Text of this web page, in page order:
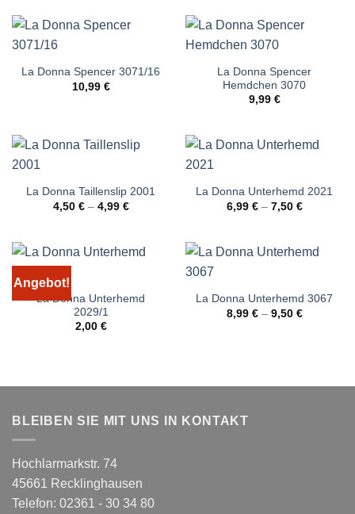
La Donna Spencer 3071/16
10,99 €
La Donna Spencer
Hemdchen 3070
9,99 €
La Donna Taillenslip 2001
4,50 €– 4,99 €
La Donna Unterhemd 2021
6,99 €– 7,50 €
Angebot!
La Donna Unterhemd
2029/1
2,00 €
La Donna Unterhemd 3067
8,99 €– 9,50 €
BLEIBEN SIE MIT UNS IN KONTAKT
Hochlarmarkstr. 74
45661 Recklinghausen
Telefon: 02361 - 30 34 80